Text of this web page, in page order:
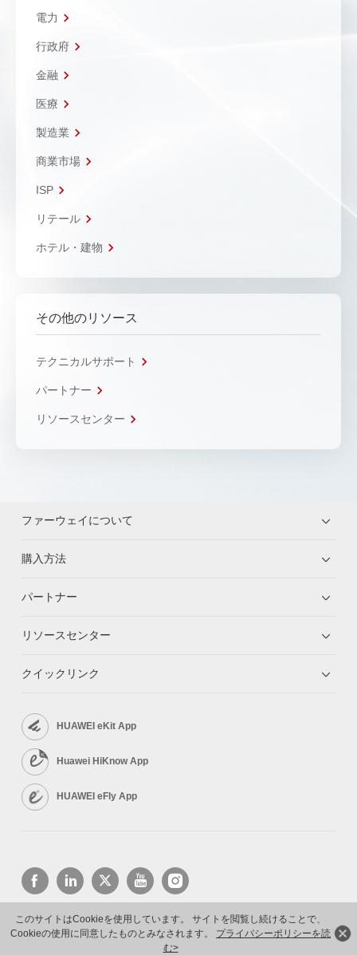
このサイトはCookieを使用しています。 サイトを閲覧し続けることで、
Cookieの使用に同意したものとみなされます。 プライバシーポリシーを読
む>
電力
行政府
金融
医療
製造業
商業市場
ISP
リテール
ホテル・建物
その他のリソース
テクニカルサポート
パートナー
リソースセンター
ファーウェイについて
購入方法
パートナー
リソースセンター
クイックリンク
HUAWEI eKit App
Huawei HiKnow App
HUAWEI eFly App
Copyright © 2026 Huawei Technologies Co., Ltd. All rights reserved.
プライバシーポリシー